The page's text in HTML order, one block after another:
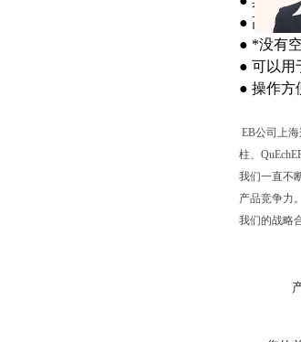
● 高纯度
● *没有
● 可以用
● 操作方
EB公司上海
柱、
我们一直不
产品竞争力。
我们的战略